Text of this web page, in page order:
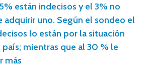
están indecisos y el 3% no
adquirir uno. Según el sondeo el
lo están por la situación
mientras que al 30 % le
más